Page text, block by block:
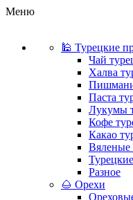
Меню
🕌 Турецкие
Чай
Халва
Паста
Лукумы
Кофе
Какао
Вяленые
Разное
🌰 Орехи